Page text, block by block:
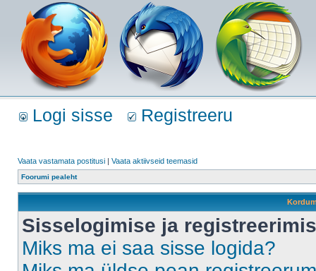
Logi sisse Registreeru
Vaata vastamata postitusi | Vaata aktiivseid teemasid
Foorumi pealeht
Sisselogimise ja
Miks ma ei saa sisse logida?